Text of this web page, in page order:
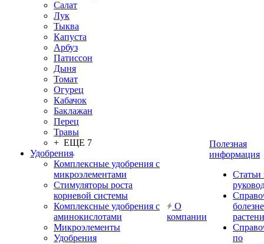
Салат
Лук
Тыква
Капуста
Арбуз
Патиссон
Дыня
Томат
Огурец
Кабачок
Баклажан
Перец
Травы
+ ЕЩЕ 7
Удобрения
Комплексные удобрения с
микроэлементами
Стимуляторы роста
корневой системы
Комплексные удобрения с
аминокислотами
Микроэлементы
Удобрения
О
компании
Полезная
информация
Статьи
по